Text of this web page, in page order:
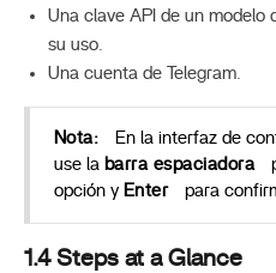
Una clave API de un modelo
su uso.
Una cuenta de Telegram.
Nota:
En la interfaz de
use la barra espaciadora
opción y Enter para
1.4 Steps at a Glance